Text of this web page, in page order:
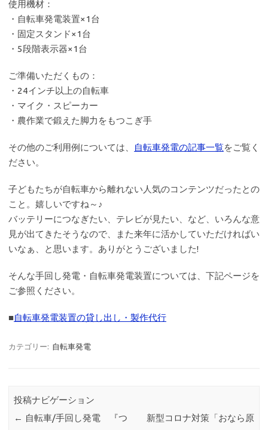
使用機材：
・自転車発電装置×1台
・固定スタンド×1台
・5段階表示器×1台
ご準備いただくもの：
・24インチ以上の自転車
・マイク・スピーカー
・農作業で鍛えた脚力をもつこぎ手
その他のご利用例については、 自転車発電の記事一覧をご覧く
ださい。
子どもたちが自転車から離れない人気のコンテンツだったとの
こと。嬉しいですね～♪
バッテリーにつなぎたい、テレビが見たい、など、いろんな意
見が出てきたそうなので、また来年に活かしていただければい
いなぁ、と思います。ありがとうございました!
そんな手回し発電・自転車発電装置については、下記ページを
ご参照ください。
■自転車発電装置の貸し出し・製作代行
カテゴリー: 自転車発電
投稿ナビゲーション
← 自転車/手回し発電 『つ
新型コロナ対策「おなら原